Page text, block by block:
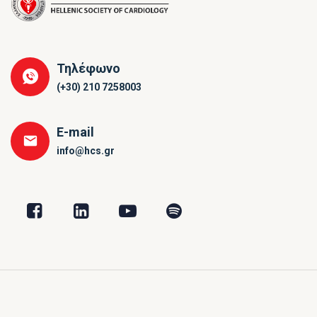
Τηλέφωνο
(+30) 210 7258003
E-mail
info@hcs.gr